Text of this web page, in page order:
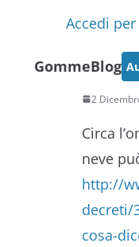
Accedi
GommeBlog
2
Circa
neve
http://
decreti/
cosa-